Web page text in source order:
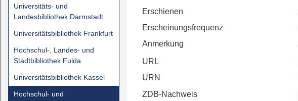
Universitäts- und
Landesbibliothek Darmstadt
Universitätsbibliothek Frankfurt
Hochschul-, Landes- und
Stadtbibliothek Fulda
Universitätsbibliothek Kassel
Hochschul- und
Erschienen
Erscheinungsfrequenz
Anmerkung
URL
URN
ZDB-Nachweis